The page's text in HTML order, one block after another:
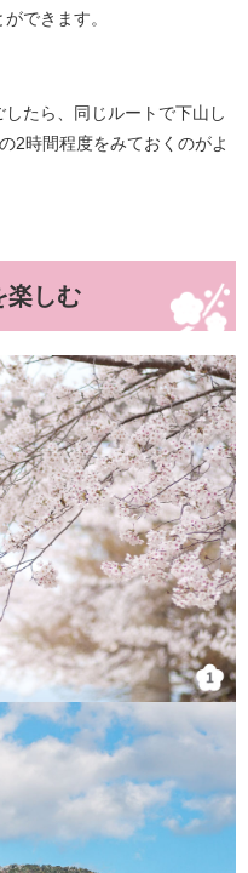
できます。
たら、同じルートで下山し
2時間程度をみておくのがよ
楽しむ